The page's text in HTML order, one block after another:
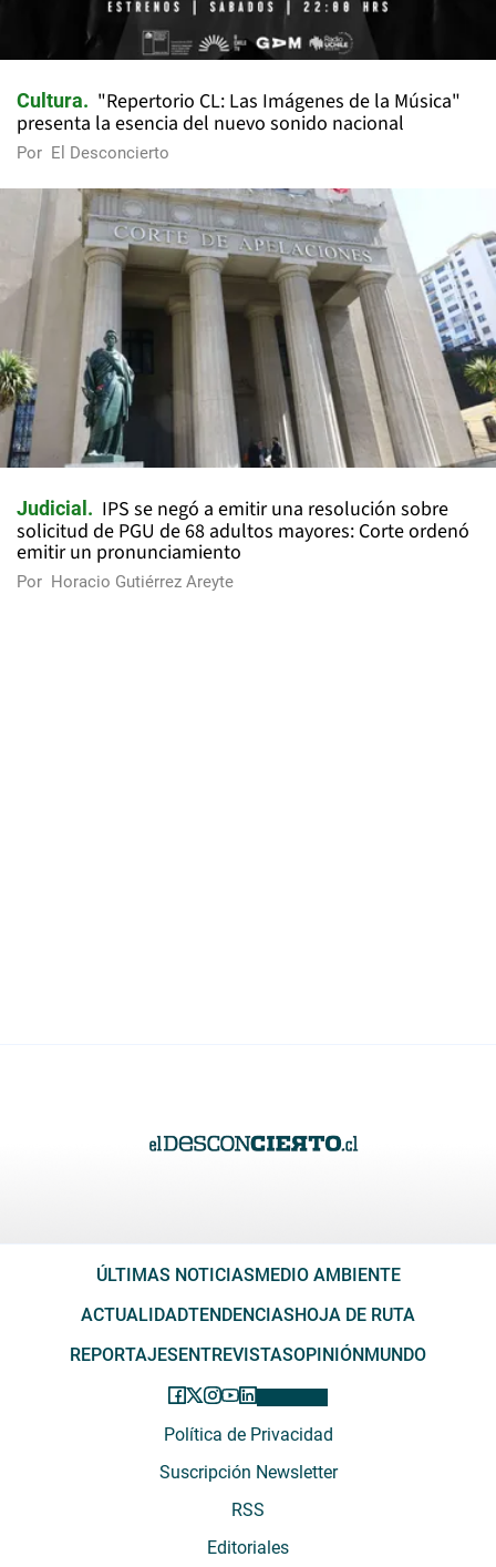
Cultura
"Repertorio CL: Las Imágenes de la Música"
presenta la esencia del nuevo sonido nacional
Por El Desconcierto
Judicial
IPS se negó a emitir una resolución sobre
solicitud de PGU de 68 adultos mayores: Corte ordenó
emitir un pronunciamiento
Por Horacio Gutiérrez Areyte
ÚLTIMAS NOTICIAS MEDIO AMBIENTE
ACTUALIDADTENDENCIAS HOJA DE RUTA
REPORTAJES ENTREVISTASOPINIÓN MUNDO
Política de Privacidad
Suscripción Newsletter
RSS
Editoriales